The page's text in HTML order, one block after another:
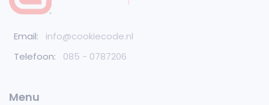
Email:
info@cookiecode.nl
Telefoon:
085 - 0787206
Menu